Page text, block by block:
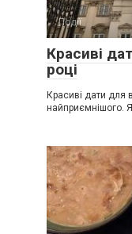
Події
Красиві
році
Красиві дати для
найприємнішого.